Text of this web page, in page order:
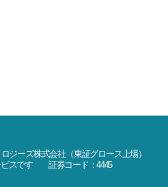
ジーズ株式会社（東証グロース上場）
ビスです 証券コード：4445